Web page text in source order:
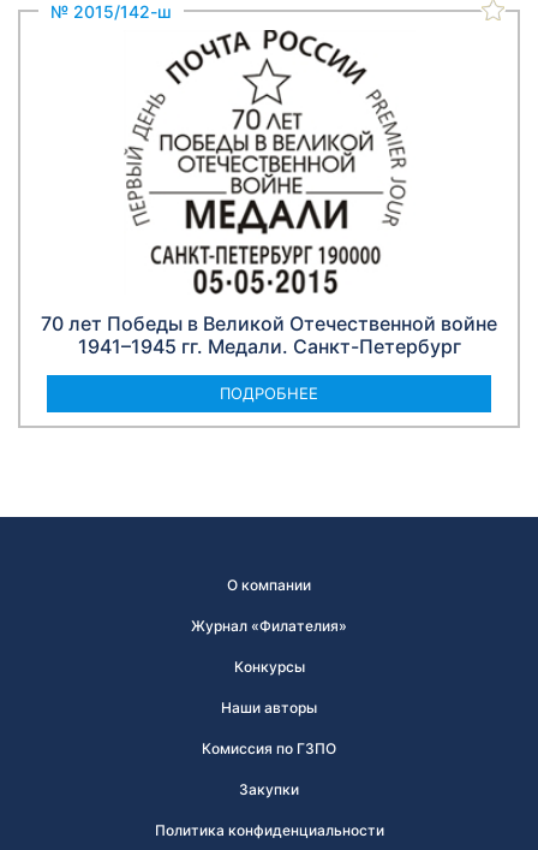
№ 2015/142-ш
70 лет Победы в Великой Отечественной войне
1941–1945 гг. Медали. Санкт-Петербург
ПОДРОБНЕЕ
О компании
Журнал «Филателия»
Конкурсы
Наши авторы
Комиссия по ГЗПО
Закупки
Политика конфиденциальности